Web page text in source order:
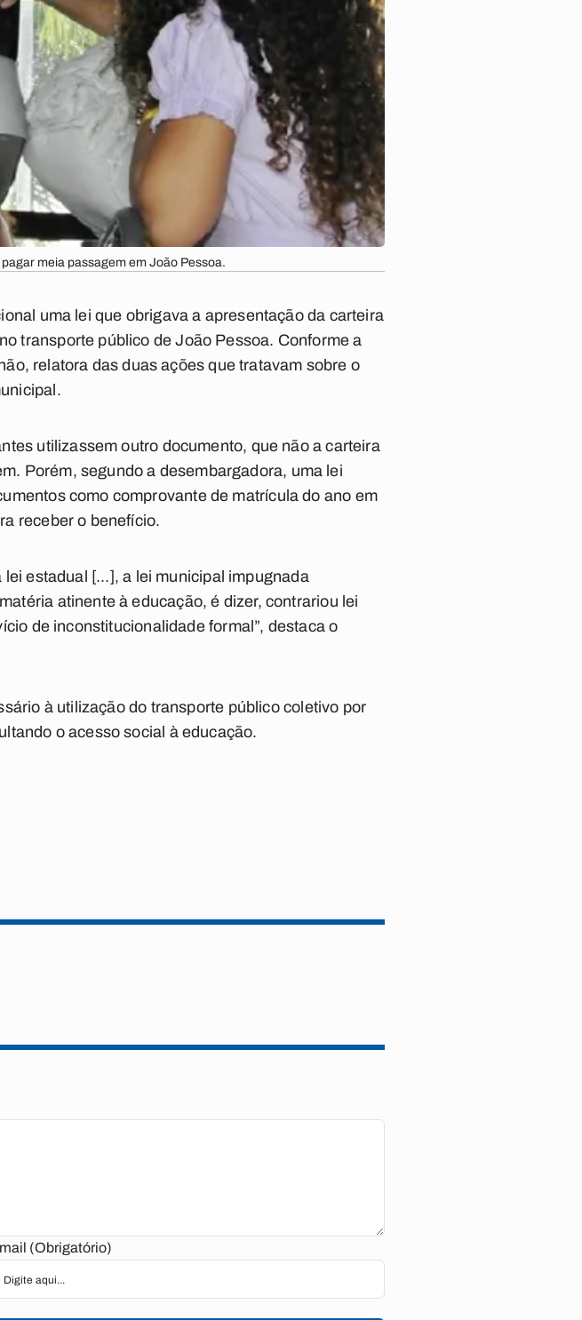
meia passagem em João Pessoa.
uma lei que obrigava a apresentação da carteira
transporte público de João Pessoa. Conforme a
relatora das duas ações que tratavam sobre o
utilizassem outro documento, que não a carteira
Porém, segundo a desembargadora, uma lei
como comprovante de matrícula do ano em
receber o benefício.
estadual [...], a lei municipal impugnada
atinente à educação, é dizer, contrariou lei
de inconstitucionalidade formal”, destaca o
à utilização do transporte público coletivo por
o acesso social à educação.
(Obrigatório)